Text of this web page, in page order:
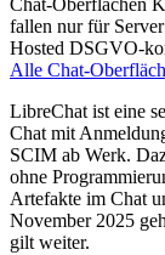
Chat-Oberflächen
fallen nur für
Hosted DSGVO-
Alle Chat-
LibreChat ist eine
Chat mit
SCIM ab Werk.
ohne
Artefakte im Chat
November 2025
gilt weiter.